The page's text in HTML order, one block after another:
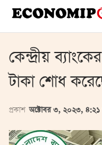
কেন্দ্রীয়
টাকা শোধ
প্রকাশ অক্টোবর ৩, ২০২৩, ৪:২১